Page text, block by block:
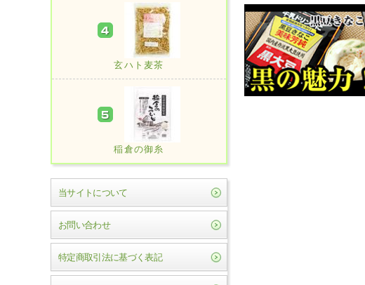
玄ハト麦茶
稲倉の御糸
当サイトについて
お問い合わせ
特定商取引法に基づく表記